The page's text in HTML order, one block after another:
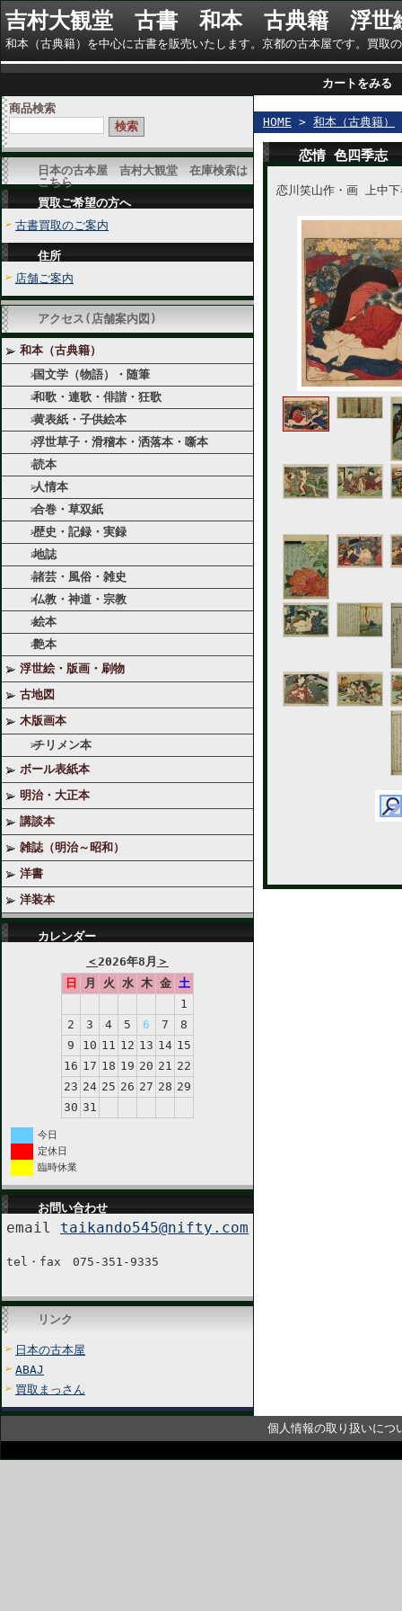
吉村大観堂 古書 和本 古典籍 浮世
和本（古典籍）を中心に古書を販売いたします。京都の古本屋です。
カートをみる
商品検索
日本の古本屋 吉村大観堂 在庫検索は
こちら
買取ご希望の方へ
古書買取のご案内
住所
店舗ご案内
アクセス(店舗案内図)
和本（古典籍）
国文学（物語）・随筆
和歌・連歌・俳諧・狂歌
黄表紙・子供絵本
浮世草子・滑稽本・洒落本・噺本
読本
人情本
合巻・草双紙
歴史・記録・実録
地誌
諸芸・風俗・雑史
仏教・神道・宗教
絵本
艶本
浮世絵・版画・刷物
古地図
木版画本
チリメン本
ボール表紙本
明治・大正本
講談本
雑誌（明治～昭和）
洋書
洋装本
カレンダー
＜2026年8月 ＞
日
月 火 水 木 金 土
1
2
3 4 5 6 7
8
9
10 11 12 13 14 15
16 17 18 19 20 21 22
23 24 25 26 27 28 29
30 31
今日
定休日
臨時休業
お問い合わせ
email taikando545@nifty.com
tel・fax 075-351-9335
リンク
日本の古本屋
ABAJ
買取まっさん
HOME > 和本（古典籍）
恋情 色四季志
恋川笑山作・画 上
個人情報の取り扱いにつ